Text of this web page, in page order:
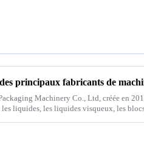
principaux fabricants de
Machinery Co., Ltd, créée en
les liquides, les liquides visqueux, les